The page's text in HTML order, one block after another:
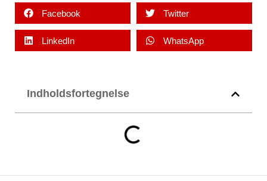
Facebook Twitter
LinkedIn WhatsApp
Indholdsfortegnelse